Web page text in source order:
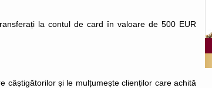
la contul de card în valoare de 500 EUR
câștigătorilor și le mulțumește clienților care achită